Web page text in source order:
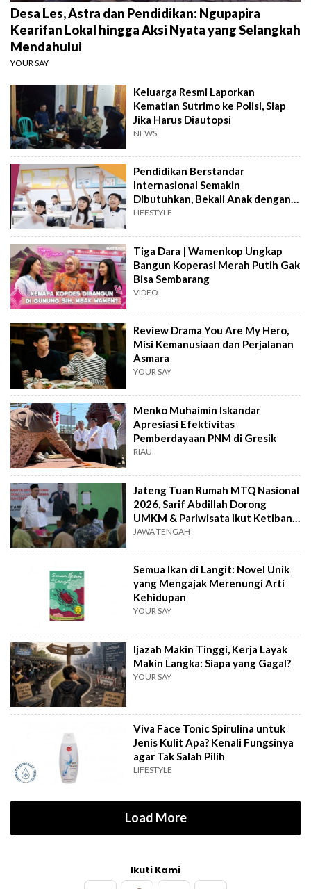
Desa Les, Astra dan Pendidikan: Ngupapira
Kearifan Lokal hingga Aksi Nyata yang Selangkah
Mendahului
YOUR SAY
Keluarga Resmi Laporkan
Kematian Sutrimo ke Polisi, Siap
Jika Harus Diautopsi
NEWS
Pendidikan Berstandar
Internasional Semakin
Dibutuhkan, Bekali Anak dengan
Keterampilan Masa Depan
LIFESTYLE
Tiga Dara | Wamenkop Ungkap
Bangun Koperasi Merah Putih Gak
Bisa Sembarang
VIDEO
Review Drama You Are My Hero,
Misi Kemanusiaan dan Perjalanan
Asmara
YOUR SAY
Menko Muhaimin Iskandar
Apresiasi Efektivitas
Pemberdayaan PNM di Gresik
RIAU
Jateng Tuan Rumah MTQ Nasional
2026, Sarif Abdillah Dorong
UMKM & Pariwisata Ikut Ketiban
Berkah
JAWA TENGAH
Semua Ikan di Langit: Novel Unik
yang Mengajak Merenungi Arti
Kehidupan
YOUR SAY
Ijazah Makin Tinggi, Kerja Layak
Makin Langka: Siapa yang Gagal?
YOUR SAY
Viva Face Tonic Spirulina untuk
Jenis Kulit Apa? Kenali Fungsinya
agar Tak Salah Pilih
LIFESTYLE
Load More
Ikuti Kami